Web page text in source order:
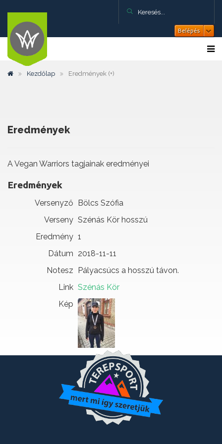
Belépés
Kezdőlap Eredmények (+)
Eredmények
A Vegan Warriors tagjainak eredményei
Eredmények
Versenyző Bölcs Szófia
Verseny Szénás Kör hosszú
Eredmény 1
Dátum 2018-11-11
Notesz Pályacsúcs a hosszú távon.
Link Szénás Kör
Kép